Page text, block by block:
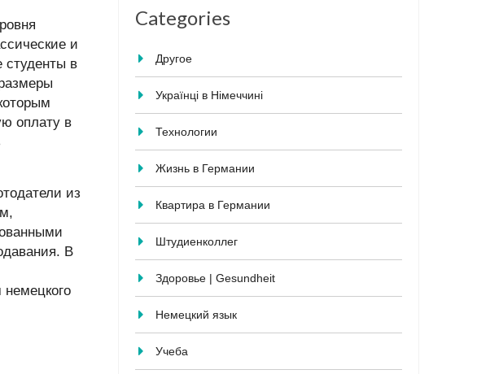
и
студенты в
оплату в
из
В
Categories
Другое
Українці в Німеччині
Технологии
Жизнь в Германии
Квартира в Германии
Штудиенколлег
Здоровье | Gesundheit
Немецкий язык
Учеба